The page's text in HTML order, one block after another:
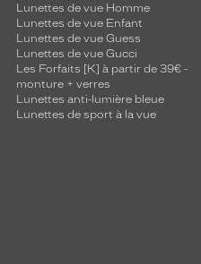
Lunettes de vue Homme
Lunettes de vue Enfant
Lunettes de vue Guess
Lunettes de vue Gucci
Les Forfaits [K] à partir de 39€ -
monture + verres
Lunettes anti-lumière bleue
Lunettes de sport à la vue